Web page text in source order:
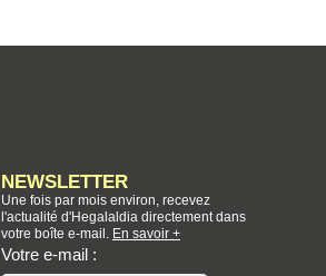
NEWSLETTER
Une fois par mois environ, recevez
l'actualité d'Hegalaldia directement dans
votre boîte e-mail. En savoir +
Votre e-mail :